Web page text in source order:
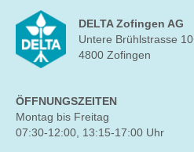
DELTA Zofingen AG
Untere Brühlstrasse 10
4800 Zofingen
ÖFFNUNGSZEITEN
Montag bis Freitag
07:30-12:00, 13:15-17:00 Uhr